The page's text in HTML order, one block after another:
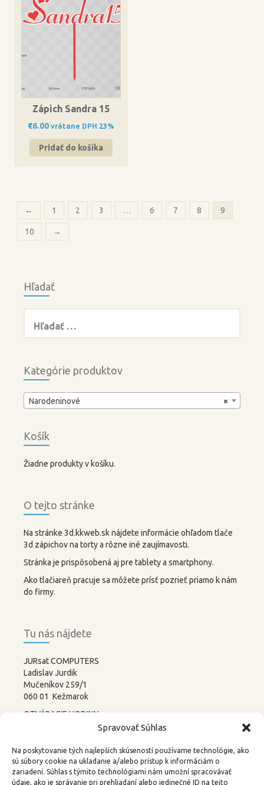
Spravovať Súhlas
Na poskytovanie tých najlepších skúseností používame technológie, ako
sú súbory cookie na ukladanie a/alebo prístup k informáciám o
zariadení. Súhlas s týmito technológiami nám umožní spracovávať
údaje, ako je správanie pri prehliadaní alebo jedinečné ID na tejto
Zápich Sandra 15
€6.00 vrátane DPH 23%
Pridať do košíka
← 1 2 3 … 6 7 8 9
10 →
Hľadať
Kategórie produktov
×
Narodeninové
Košík
Žiadne produkty v košíku.
O tejto stránke
Na stránke 3d.kkweb.sk nájdete informácie ohľadom tlače
3d zápichov na torty a rôzne iné zaujímavosti.
Stránka je prispôsobená aj pre tablety a smartphony.
Ako tlačiareň pracuje sa môžete prísť pozrieť priamo k nám
do firmy.
Tu nás nájdete
JURsat COMPUTERS
Ladislav Jurdik
Mučeníkov 259/1
060 01 Kežmarok
OTVÁRACIE HODINY:
PONDELOK – PIATOK
SOBOTA – NEDEĽA
ZATVORENÉ
tel.: 052 4522367, 0905 219488